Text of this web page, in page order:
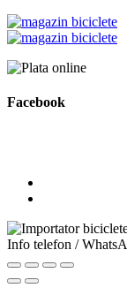
Facebook
Info telefon /